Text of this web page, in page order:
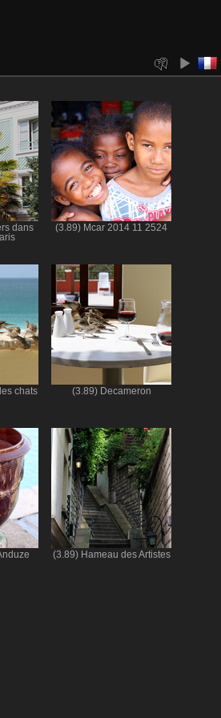
dans
(3.89) Mcar 2014 11 2524
chats (3.89) Decameron
(3.89) Hameau des Artistes